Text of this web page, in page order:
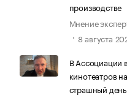
производстве
Мнение
8 августа
В Ассоциации
кинотеатров
страшный